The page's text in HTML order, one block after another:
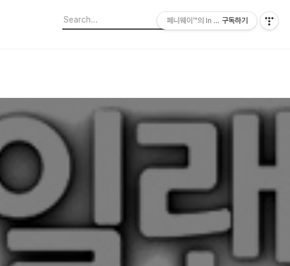
페니웨이™의 In This Film
구독하기